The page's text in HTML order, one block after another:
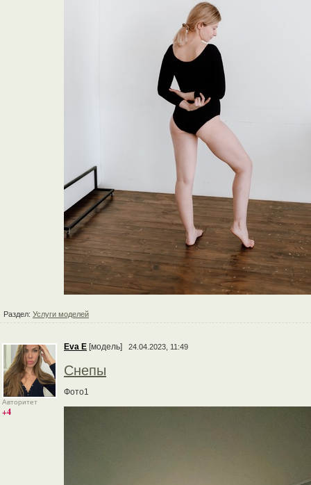
Раздел: Услуги моделей
Авторитет
+4
Eva E [модель] 24.04.2023, 11:49
Снепы
Фото1